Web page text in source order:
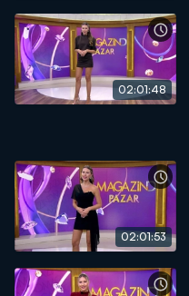
02:01:48
02:01:53